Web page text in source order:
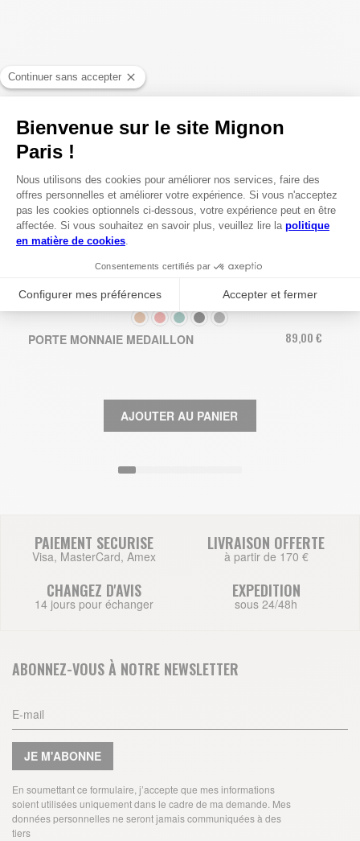
COULEUR
PORTE MONNAIE MEDAILLON 89,00 €
AJOUTER AU PANIER
PAIEMENT SECURISE
Visa, MasterCard, Amex
LIVRAISON OFFERTE
à partir de 170 €
CHANGEZ D'AVIS
14 jours pour échanger
EXPEDITION
sous 24/48h
ABONNEZ-VOUS À NOTRE NEWSLETTER
JE M'ABONNE
En soumettant ce formulaire, j’accepte que mes informations
soient utilisées uniquement dans le cadre de ma demande. Mes
données personnelles ne seront jamais communiquées à des
tiers